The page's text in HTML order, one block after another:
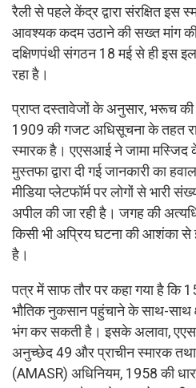
रैली से पहले केंद्र द्वारा संरक्षित इस
आवश्यक कदम उठाने की सख्त मांग
दक्षिणपंथी संगठन 18 मई से ही इस
रहा है।
प्राप्त दस्तावेजों के अनुसार, भरूच
1909 की गजट अधिसूचना के तहत
स्मारक है। एएसआई ने जामा मस्जिद
मुस्तफा द्वारा दी गई जानकारी का
मीडिया प्लेटफॉर्म पर लोगों से भारी
अपील की जा रही है। जगह की
किसी भी अप्रिय घटना की आशंका से
है।
पत्र में साफ तौर पर कहा गया है कि
भौतिक नुकसान पहुंचाने के साथ-साथ
भंग कर सकती है। इसके अलावा,
अनुच्छेद 49 और प्राचीन स्मारक
(AMASR) अधिनियम, 1958 की